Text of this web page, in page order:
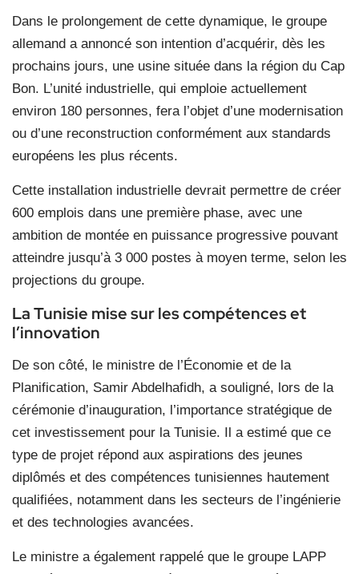
Dans le prolongement de cette dynamique, le groupe
allemand a annoncé son intention d’acquérir, dès les
prochains jours, une usine située dans la région du Cap
Bon. L’unité industrielle, qui emploie actuellement
environ 180 personnes, fera l’objet d’une modernisation
ou d’une reconstruction conformément aux standards
européens les plus récents.
Cette installation industrielle devrait permettre de créer
600 emplois dans une première phase, avec une
ambition de montée en puissance progressive pouvant
atteindre jusqu’à 3 000 postes à moyen terme, selon les
projections du groupe.
La Tunisie mise sur les compétences et
l’innovation
De son côté, le ministre de l’Économie et de la
Planification, Samir Abdelhafidh, a souligné, lors de la
cérémonie d’inauguration, l’importance stratégique de
cet investissement pour la Tunisie. Il a estimé que ce
type de projet répond aux aspirations des jeunes
diplômés et des compétences tunisiennes hautement
qualifiées, notamment dans les secteurs de l’ingénierie
et des technologies avancées.
Le ministre a également rappelé que le groupe LAPP